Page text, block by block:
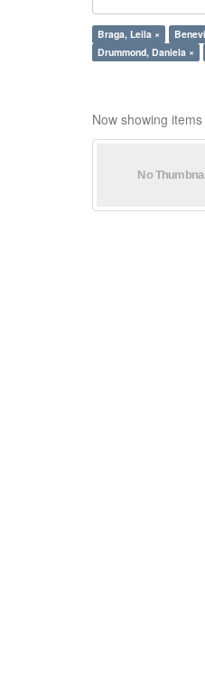
Braga, Leila ×
Drummond, Daniela ×
Now showing